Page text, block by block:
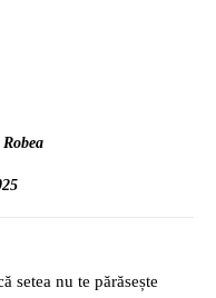
setea nu te părăsește